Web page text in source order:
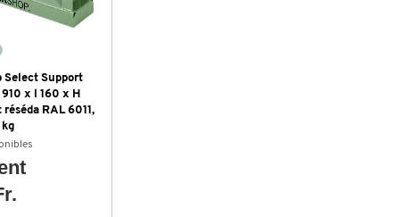
Select Support
x l 160 x H
RAL 6011,